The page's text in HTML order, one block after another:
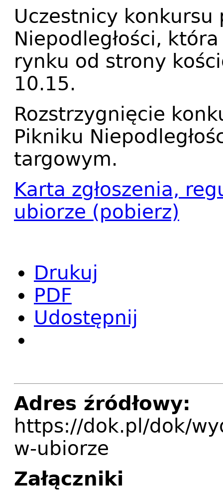
Uczestnicy konkursu
Niepodległości,
rynku od strony
10.15.
Rozstrzygnięcie
Pikniku
targowym.
Karta zgłoszenia,
ubiorze (pobierz)
Drukuj
PDF
Udostępnij
Adres źródłowy:
https://dok.pl/dok/
w-ubiorze
Załączniki